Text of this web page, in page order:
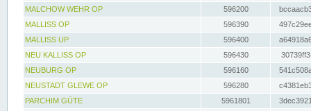
MALCHOW WEHR OP
596200
MALLISS OP
596390
MALLISS UP
596400
NEU KALLISS OP
596430
NEUBURG OP
596160
NEUSTADT GLEWE OP
596280
PARCHIM GÜTE
5961801